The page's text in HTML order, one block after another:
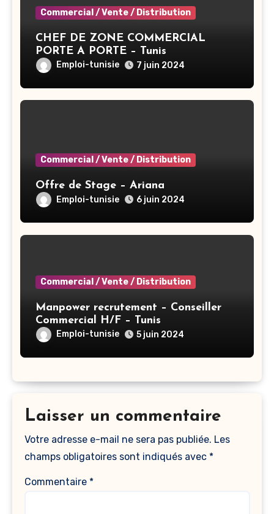
Commercial / Vente / Distribution
CHEF DE ZONE COMMERCIAL
PORTE A PORTE – Tunis
Emploi-tunisie 7 juin 2024
Commercial / Vente / Distribution
Offre de Stage – Ariana
Emploi-tunisie 6 juin 2024
Commercial / Vente / Distribution
Manpower recrutement – Conseiller
Commercial H/F – Tunis
Emploi-tunisie 5 juin 2024
Laisser un commentaire
Votre adresse e-mail ne sera pas publiée. Les
champs obligatoires sont indiqués avec *
Commentaire *